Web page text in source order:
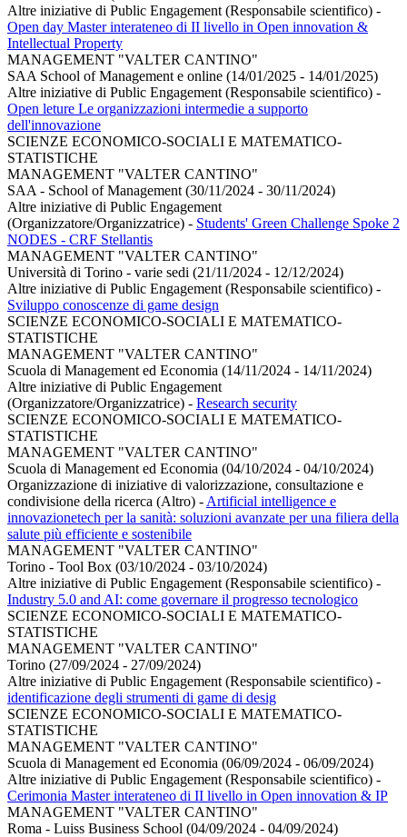
Altre iniziative di Public Engagement (Responsabile scientifico) -
Open day Master interateneo di II livello in Open innovation &
Intellectual Property
MANAGEMENT "VALTER CANTINO"
SAA School of Management e online (14/01/2025 - 14/01/2025)
Altre iniziative di Public Engagement (Responsabile scientifico) -
Open leture Le organizzazioni intermedie a supporto
dell'innovazione
SCIENZE ECONOMICO-SOCIALI E MATEMATICO-
STATISTICHE
MANAGEMENT "VALTER CANTINO"
SAA - School of Management (30/11/2024 - 30/11/2024)
Altre iniziative di Public Engagement
(Organizzatore/Organizzatrice) - Students' Green Challenge Spoke 2
NODES - CRF Stellantis
MANAGEMENT "VALTER CANTINO"
Università di Torino - varie sedi (21/11/2024 - 12/12/2024)
Altre iniziative di Public Engagement (Responsabile scientifico) -
Sviluppo conoscenze di game design
SCIENZE ECONOMICO-SOCIALI E MATEMATICO-
STATISTICHE
MANAGEMENT "VALTER CANTINO"
Scuola di Management ed Economia (14/11/2024 - 14/11/2024)
Altre iniziative di Public Engagement
(Organizzatore/Organizzatrice) - Research security
SCIENZE ECONOMICO-SOCIALI E MATEMATICO-
STATISTICHE
MANAGEMENT "VALTER CANTINO"
Scuola di Management ed Economia (04/10/2024 - 04/10/2024)
Organizzazione di iniziative di valorizzazione, consultazione e
condivisione della ricerca (Altro) - Artificial intelligence e
innovazionetech per la sanità: soluzioni avanzate per una filiera della
salute più efficiente e sostenibile
MANAGEMENT "VALTER CANTINO"
Torino - Tool Box (03/10/2024 - 03/10/2024)
Altre iniziative di Public Engagement (Responsabile scientifico) -
Industry 5.0 and AI: come governare il progresso tecnologico
SCIENZE ECONOMICO-SOCIALI E MATEMATICO-
STATISTICHE
MANAGEMENT "VALTER CANTINO"
Torino (27/09/2024 - 27/09/2024)
Altre iniziative di Public Engagement (Responsabile scientifico) -
identificazione degli strumenti di game di desig
SCIENZE ECONOMICO-SOCIALI E MATEMATICO-
STATISTICHE
MANAGEMENT "VALTER CANTINO"
Scuola di Management ed Economia (06/09/2024 - 06/09/2024)
Altre iniziative di Public Engagement (Responsabile scientifico) -
Cerimonia Master interateneo di II livello in Open innovation & IP
MANAGEMENT "VALTER CANTINO"
Roma - Luiss Business School (04/09/2024 - 04/09/2024)